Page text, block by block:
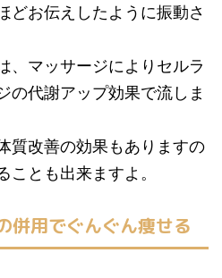
どお伝えしたように振動さ
、マッサージによりセルラ
の代謝アップ効果で流しま
質改善の効果もありますの
ことも出来ますよ。
併用でぐんぐん痩せる